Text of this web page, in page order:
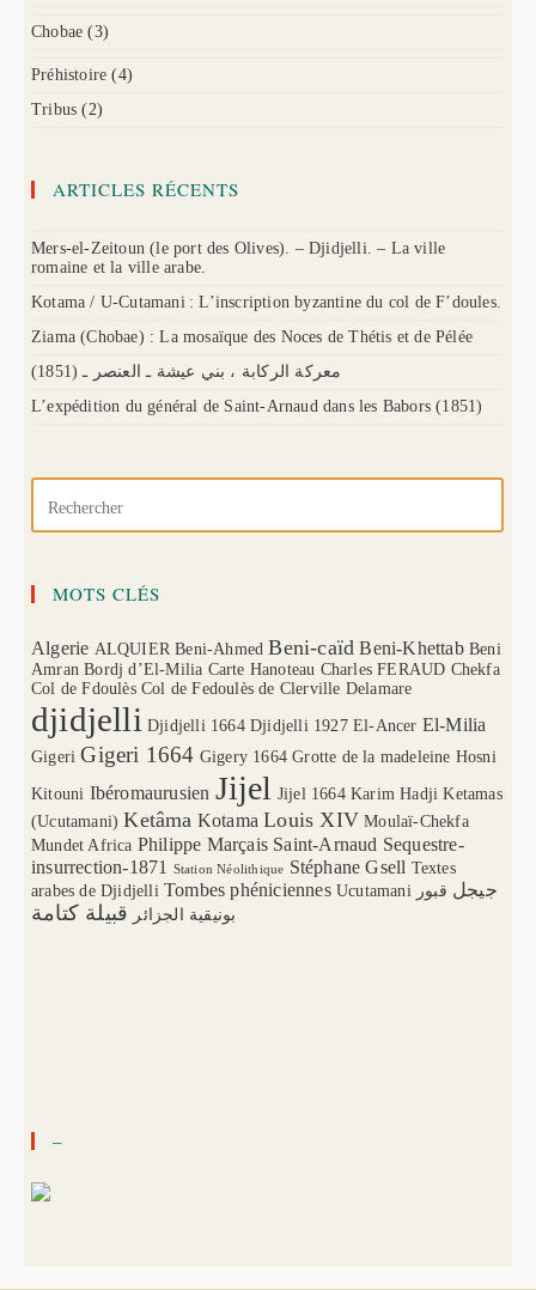
Chobae (3)
Préhistoire (4)
Tribus (2)
ARTICLES RÉCENTS
Mers-el-Zeitoun (le port des Olives). – Djidjelli. – La ville
romaine et la ville arabe.
Kotama / U-Cutamani : L’inscription byzantine du col de F’doules.
Ziama (Chobae) : La mosaïque des Noces de Thétis et de Pélée
(1851) معركة الركابة ، بني عيشة ـ العنصر ـ
L’expédition du général de Saint-Arnaud dans les Babors (1851)
MOTS CLÉS
Algerie ALQUIER Beni-Ahmed Beni-caïd Beni-Khettab Beni
Amran Bordj d’El-Milia Carte Hanoteau Charles FERAUD Chekfa
Col de Fdoulès Col de Fedoulès de Clerville Delamare
djidjelli Djidjelli 1664 Djidjelli 1927 El-Ancer El-Milia
Gigeri Gigeri 1664 Gigery 1664 Grotte de la madeleine Hosni
Kitouni Ibéromaurusien Jijel Jijel 1664 Karim Hadji Ketamas
(Ucutamani) Ketâma Kotama Louis XIV Moulaï-Chekfa
Mundet Africa Philippe Marçais Saint-Arnaud Sequestre-
insurrection-1871
Station Néolithique Stéphane Gsell Textes
arabes de Djidjelli Tombes phéniciennes Ucutamani جيجل قبور
بونيقية الجزائر قبيلة كتامة
–